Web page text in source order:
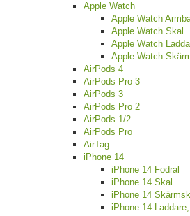
Apple Watch
Apple Watch
Apple Watch Skal
Apple Watch
Apple Watch
AirPods 4
AirPods Pro 3
AirPods 3
AirPods Pro 2
AirPods 1/2
AirPods Pro
AirTag
iPhone 14
iPhone 14 Fodral
iPhone 14 Skal
iPhone 14
iPhone 14